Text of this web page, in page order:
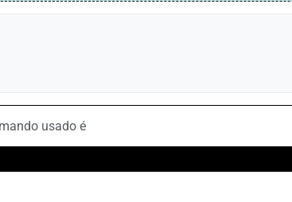
usado é